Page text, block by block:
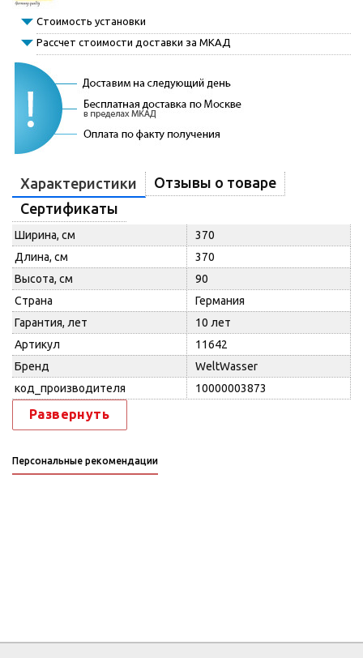
Стоимость установки
Рассчет стоимости доставки за МКАД
Характеристики
Отзывы о товаре
Сертификаты
Ширина, см
370
Длина, см
370
Высота, см
90
Страна
Германия
Гарантия, лет
10 лет
Артикул
11642
Бренд
WeltWasser
код_производителя
10000003873
Развернуть
Персональные рекомендации